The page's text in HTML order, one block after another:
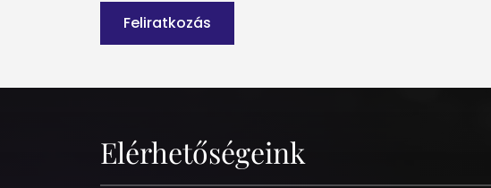
Feliratkozás
Elérhetőségeink